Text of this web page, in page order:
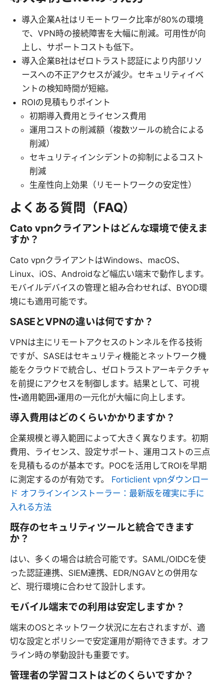
導入企業A社はリモートワーク比率が80%の環境
で、VPN時の接続障害を大幅に削減。可用性が向
上し、サポートコストも低下。
導入企業B社はゼロトラスト認証により内部リソ
ースへの不正アクセスが減少。セキュリティイベ
ントの検知時間が短縮。
ROIの見積もりポイント
初期導入費用とライセンス費用
運用コストの削減額（複数ツールの統合による
削減）
セキュリティインシデントの抑制によるコスト
削減
生産性向上効果（リモートワークの安定性）
よくある質問（FAQ）
Cato vpnクライアントはどんな環境で使えま
すか？
Cato vpnクライアントはWindows、macOS、
Linux、iOS、Androidなど幅広い端末で動作します。
モバイルデバイスの管理と組み合わせれば、BYOD環
境にも適用可能です。
SASEとVPNの違いは何ですか？
VPNは主にリモートアクセスのトンネルを作る技術
ですが、SASEはセキュリティ機能とネットワーク機
能をクラウドで統合し、ゼロトラストアーキテクチャ
を前提にアクセスを制御します。結果として、可視
性・適用範囲・運用の一元化が大幅に向上します。
導入費用はどのくらいかかりますか？
企業規模と導入範囲によって大きく異なります。初期
費用、ライセンス、設定サポート、運用コストの三点
を見積もるのが基本です。POCを活用してROIを早期
に測定するのが有効です。 Forticlient vpnダウンロー
ド オフラインインストーラー：最新版を確実に手に
入れる方法
既存のセキュリティツールと統合できます
か？
はい、多くの場合は統合可能です。SAML/OIDCを使
った認証連携、SIEM連携、EDR/NGAVとの併用な
ど、現行環境に合わせて設計します。
モバイル端末での利用は安定しますか？
端末のOSとネットワーク状況に左右されますが、適
切な設定とポリシーで安定運用が期待できます。オフ
ライン時の挙動設計も重要です。
管理者の学習コストはどのくらいですか？